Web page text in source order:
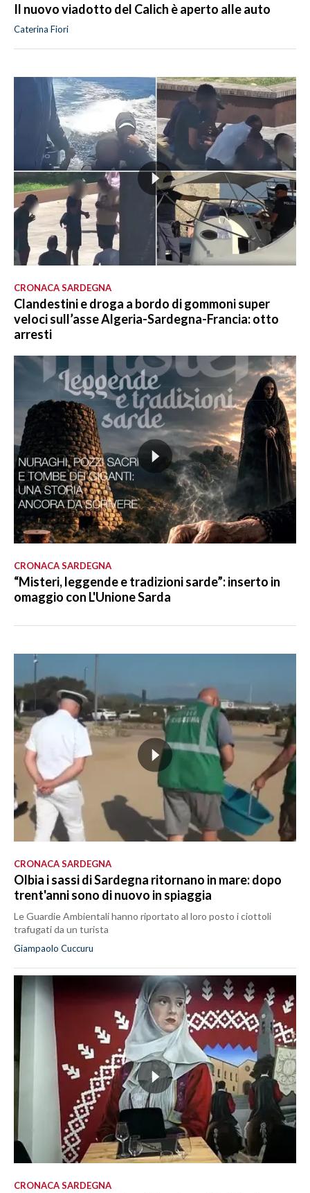
Il nuovo viadotto del Calich è aperto alle auto
Caterina Fiori
CRONACA SARDEGNA
Clandestini e droga a bordo di gommoni super
veloci sull’asse Algeria-Sardegna-Francia: otto
arresti
CRONACA SARDEGNA
“Misteri, leggende e tradizioni sarde”: inserto in
omaggio con L'Unione Sarda
CRONACA SARDEGNA
Olbia i sassi di Sardegna ritornano in mare: dopo
trent'anni sono di nuovo in spiaggia
Le Guardie Ambientali hanno riportato al loro posto i ciottoli
trafugati da un turista
Giampaolo Cuccuru
CRONACA SARDEGNA